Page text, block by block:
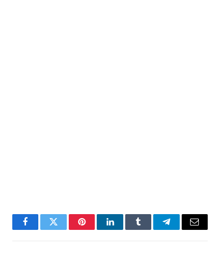
FacebookTwitter PinterestLinkedInTumblr TelegramEmail